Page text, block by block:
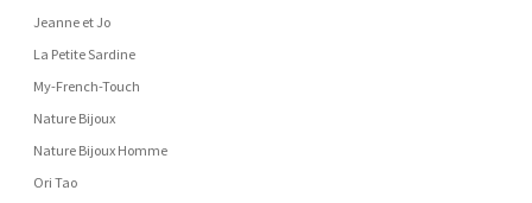
Jeanne et Jo
La Petite Sardine
My-French-Touch
Nature Bijoux
Nature Bijoux Homme
Ori Tao